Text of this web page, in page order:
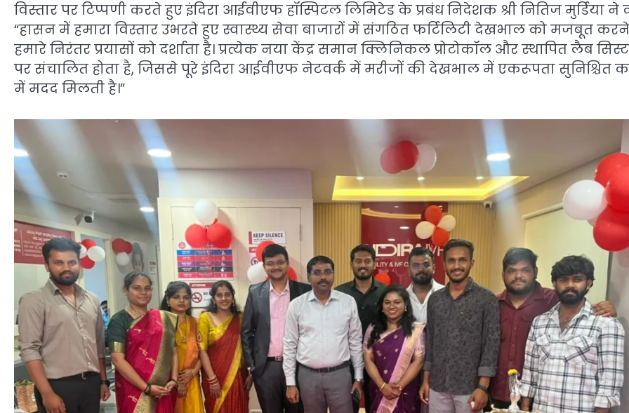
विस्तार पर टिप्पणी करते हुए इंदिरा आईवीएफ हॉस्पिटल लिमिटेड के प्रबंध निदेशक श्री नितिज मुर्डिया ने
“हासन में हमारा विस्तार उभरते हुए स्वास्थ्य सेवा बाजारों में संगठित फर्टिलिटी देखभाल को मजबूत
हमारे निरंतर प्रयासों को दर्शाता है। प्रत्येक नया केंद्र समान क्लिनिकल प्रोटोकॉल और स्थापित लैब
पर संचालित होता है, जिससे पूरे इंदिरा आईवीएफ नेटवर्क में मरीजों की देखभाल में एकरूपता सुनिश्चित
में मदद मिलती है।”